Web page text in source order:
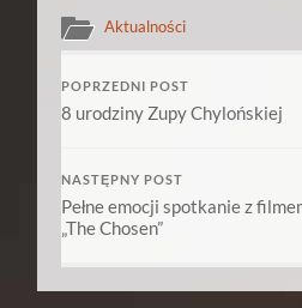
Aktualności
POPRZEDNI POST
8 urodziny Zupy Chylońskiej
NASTĘPNY POST
Pełne emocji spotkanie z
„The Chosen”